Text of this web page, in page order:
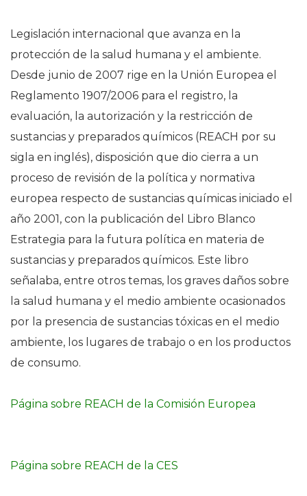
Legislación internacional que avanza en la
protección de la salud humana y el ambiente.
Desde junio de 2007 rige en la Unión Europea el
Reglamento 1907/2006 para el registro, la
evaluación, la autorización y la restricción de
sustancias y preparados químicos (REACH por su
sigla en inglés), disposición que dio cierra a un
proceso de revisión de la política y normativa
europea respecto de sustancias químicas iniciado el
año 2001, con la publicación del Libro Blanco
Estrategia para la futura política en materia de
sustancias y preparados químicos. Este libro
señalaba, entre otros temas, los graves daños sobre
la salud humana y el medio ambiente ocasionados
por la presencia de sustancias tóxicas en el medio
ambiente, los lugares de trabajo o en los productos
de consumo.
Página sobre REACH de la Comisión Europea
Página sobre REACH de la CES